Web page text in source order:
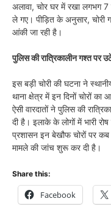
अलावा, चोर घर में रखा लगभग
ले गए। पीड़ित के अनुसार,
आंकी जा रही है।
पुलिस की रात्रिकालीन गश्त पर
इस बड़ी चोरी की घटना ने
थाना क्षेत्र में इन दिनों चोरों
ऐसी वारदातों ने पुलिस की
दी है। इलाके के लोगों में भारी
प्रशासन इन बेखौफ चोरों पर
मामले की जांच शुरू कर दी है।
Share this:
Facebook